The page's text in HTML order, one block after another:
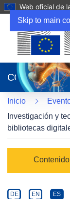
Skip to main
Web oficial de
abrirá
en
una
nueva
ventana)
CORDIS
Inicio
Investigación y
bibliotecas
category
Article
DE EN ES